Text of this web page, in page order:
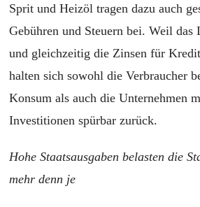
Sprit und Heizöl tragen dazu auch
Gebühren und Steuern bei. Weil das
und gleichzeitig die Zinsen für
halten sich sowohl die Verbraucher
Konsum als auch die Unternehmen
Investitionen spürbar zurück.
Hohe Staatsausgaben belasten die
mehr denn je